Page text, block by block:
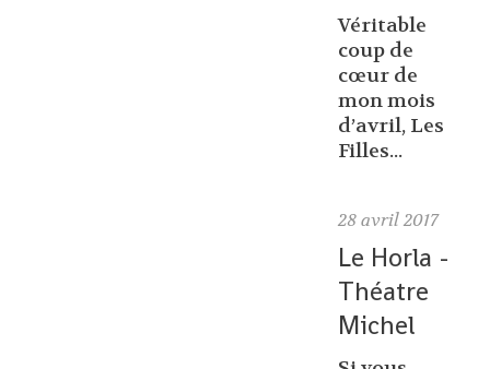
Véritable
coup de
cœur de
mon mois
d’avril, Les
Filles...
28 avril 2017
Le Horla -
Théatre
Michel